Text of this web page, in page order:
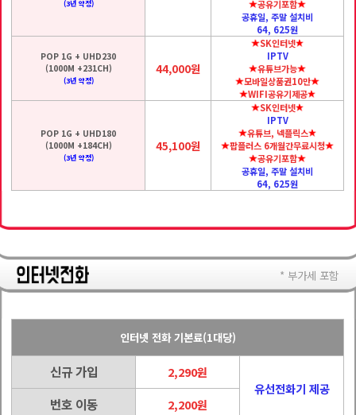
(3년 약정)
공유기포함
공휴일, 주말 설치비
64, 625원
POP 1G + UHD230
(1000M +231CH)
(3년 약정)
44,000원
SK인터넷
IPTV
유튜브가능
모바일상품권10만
WIFI공유기제공
POP 1G + UHD180
(1000M +184CH)
(3년 약정)
45,100원
SK인터넷
IPTV
유튜브, 넥플릭스
팝플러스 6개월간무료시청
공유기포함
공휴일, 주말 설치비
64, 625원
* 부가세 포함
인터넷 전화 기본료(1대당)
신규 가입
2,290원
유선전화기 제공
번호 이동 2,200원